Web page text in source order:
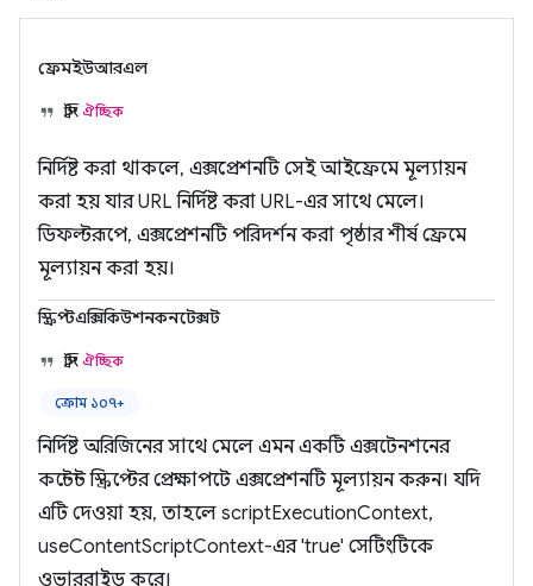
ফ্রেমইউআরএল
স্ট্রিং ঐচ্ছিক
নির্দিষ্ট করা থাকলে, এক্সপ্রেশনটি সেই আইফ্রেমে মূল্যায়ন
করা হয় যার URL নির্দিষ্ট করা URL-এর সাথে মেলে।
ডিফল্টরূপে, এক্সপ্রেশনটি পরিদর্শন করা পৃষ্ঠার শীর্ষ ফ্রেমে
মূল্যায়ন করা হয়।
স্ক্রিপ্টএক্সিকিউশনকনটেক্সট
স্ট্রিং ঐচ্ছিক
ক্রোম ১০৭+
নির্দিষ্ট অরিজিনের সাথে মেলে এমন একটি এক্সটেনশনের
কন্টেন্ট স্ক্রিপ্টের প্রেক্ষাপটে এক্সপ্রেশনটি মূল্যায়ন করুন। যদি
এটি দেওয়া হয়, তাহলে scriptExecutionContext,
useContentScriptContext-এর 'true' সেটিংটিকে
ওভাররাইড করে।